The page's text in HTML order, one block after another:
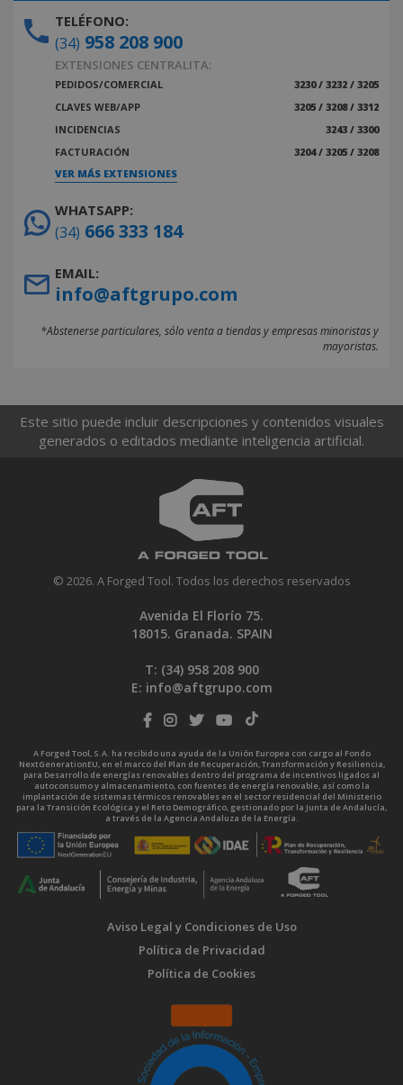
TELÉFONO:
(34) 958 208 900
EXTENSIONES CENTRALITA:
PEDIDOS/COMERCIAL
3230 / 3232 / 3205
CLAVES WEB/APP
3205 / 3208 / 3312
INCIDENCIAS
3243 / 3300
FACTURACIÓN
3204 / 3205 / 3208
VER MÁS EXTENSIONES
WHATSAPP:
(34) 666 333 184
EMAIL:
info@aftgrupo.com
*Abstenerse particulares, sólo venta a tiendas y empresas minoristas y
mayoristas.
Este sitio puede incluir descripciones y contenidos visuales
generados o editados mediante inteligencia artificial.
© 2026. A Forged Tool. Todos los derechos reservados
Avenida El Florío 75.
18015. Granada. SPAIN
T: (34) 958 208 900
E: info@aftgrupo.com
A Forged Tool, S.A. ha recibido una ayuda de la Unión Europea con cargo al Fondo
NextGenerationEU, en el marco del Plan de Recuperación, Transformación y Resiliencia,
para Desarrollo de energías renovables dentro del programa de incentivos ligados al
autoconsumo y almacenamiento, con fuentes de energía renovable, así como la
implantación de sistemas térmicos renovables en el sector residencial del Ministerio
para la Transición Ecológica y el Reto Demográfico, gestionado por la Junta de Andalucía,
a través de la Agencia Andaluza de la Energía.
Aviso Legal y Condiciones de Uso
Política de Privacidad
Política de Cookies